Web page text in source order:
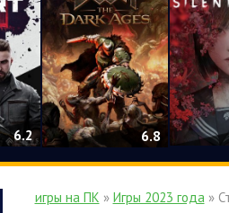
6.2 6.8
игры на ПК » Игры 2023 года»